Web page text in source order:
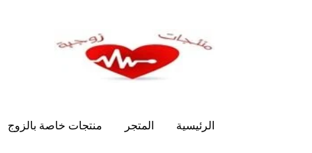
Skip
to
navigation
Skip
to
الرئيسية المتجر منتجات خاصة بالزوج